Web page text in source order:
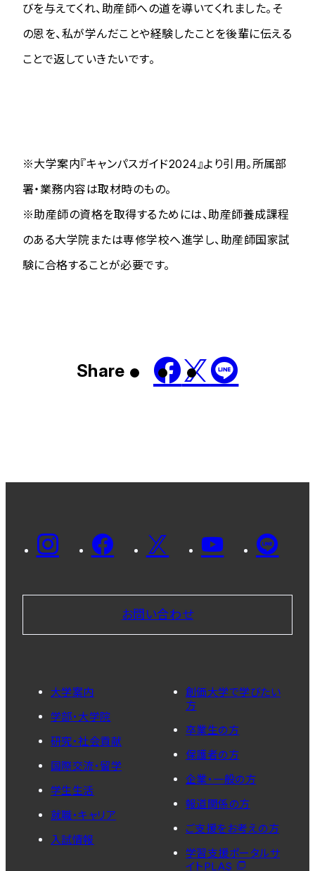
びを与えてくれ、助産師への道を導いてくれました。そ
の恩を、私が学んだことや経験したことを後輩に伝える
ことで返していきたいです。
※大学案内『キャンパスガイド2024』より引用。所属部
署・業務内容は取材時のもの。
※助産師の資格を取得するためには、助産師養成課程
のある大学院または専修学校へ進学し、助産師国家試
験に合格することが必要です。
Share
お問い合わせ
大学案内
学部・大学院
研究・社会貢献
国際交流・留学
学生生活
就職・キャリア
入試情報
創価大学で学びたい
方
卒業生の方
保護者の方
企業・一般の方
報道関係の方
ご支援をお考えの方
学習支援ポータルサ
イトPLAS